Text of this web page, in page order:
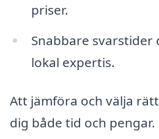
priser.
Snabbare svarstider
lokal expertis.
Att jämföra och välja
dig både tid och